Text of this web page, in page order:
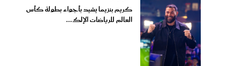
كريم بنزيما يشيد بأجواء بطولة كأس
العالم للرياضات الإلك...